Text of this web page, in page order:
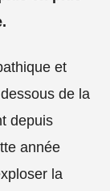
et
de la
depuis
année
la